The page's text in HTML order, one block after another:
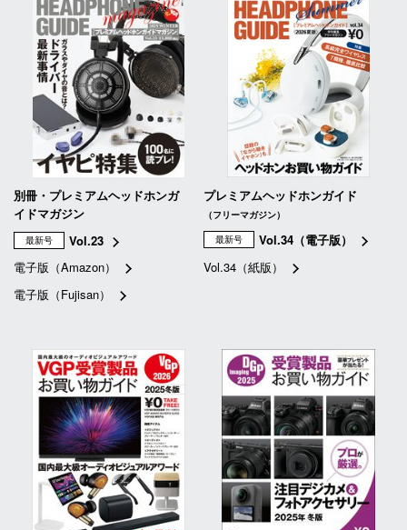
別冊・プレミアムヘッドホンガ
イドマガジン
最新号
Vol.23
電子版（Amazon）
電子版（Fujisan）
プレミアムヘッドホンガイド
（フリーマガジン）
最新号
Vol.34（電子版）
Vol.34（紙版）